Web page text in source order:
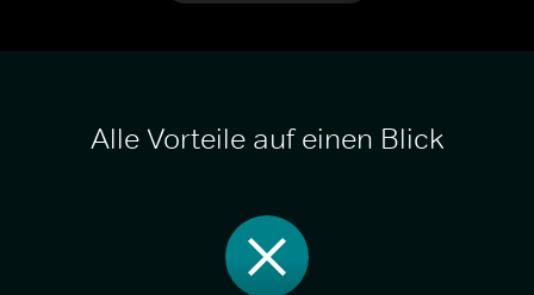
Alle Vorteile auf einen Blick